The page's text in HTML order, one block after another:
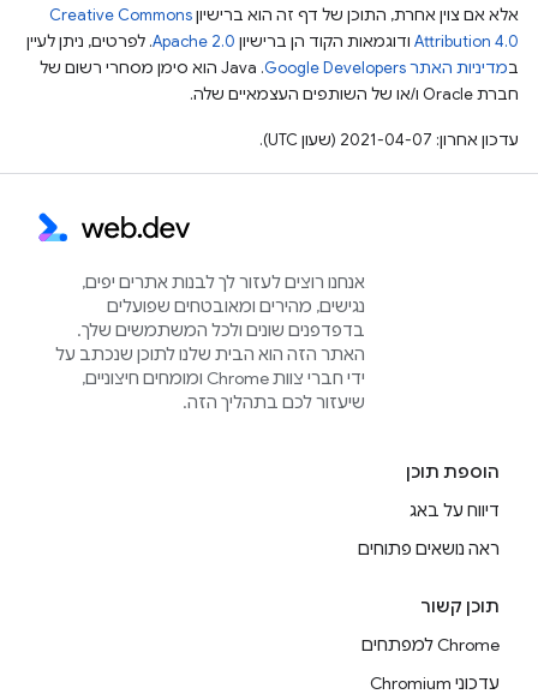
אלא אם צוין אחרת, התוכן של דף זה הוא ברישיוןCreative Commons
Attribution 4.0 ודוגמאות הקוד הן ברישיון Apache 2.0. לפרטים, ניתן לעיין
במדיניות האתר Google Developers‏
.‏ Java הוא סימן מסחרי רשום של
חברת Oracle ו/או של השותפים העצמאיים שלה.
עדכון אחרון: 2021-04-07 (שעון UTC).
אנחנו רוצים לעזור לך לבנות אתרים יפים,
נגישים, מהירים ומאובטחים שפועלים
בדפדפנים שונים ולכל המשתמשים שלך.
האתר הזה הוא הבית שלנו לתוכן שנכתב על
ידי חברי צוות Chrome ומומחים חיצוניים,
שיעזור לכם בתהליך הזה.
הוספת תוכן
דיווח על באג
ראה נושאים פתוחים
תוכן קשור
Chrome למפתחים
עדכוני Chromium